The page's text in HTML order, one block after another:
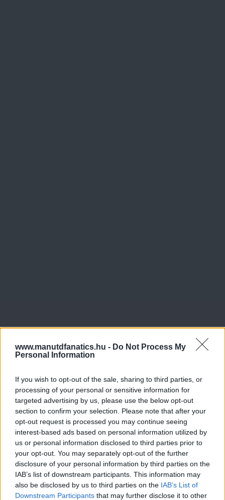
www.manutdfanatics.hu - Do Not Process My
Personal Information
If you wish to opt-out of the sale, sharing to third parties, or
processing of your personal or sensitive information for
targeted advertising by us, please use the below opt-out
section to confirm your selection. Please note that after your
opt-out request is processed you may continue seeing
interest-based ads based on personal information utilized by
us or personal information disclosed to third parties prior to
your opt-out. You may separately opt-out of the further
disclosure of your personal information by third parties on the
IAB’s list of downstream participants. This information may
also be disclosed by us to third parties on the IAB’s List of
Downstream Participants that may further disclose it to other
Meccs Center